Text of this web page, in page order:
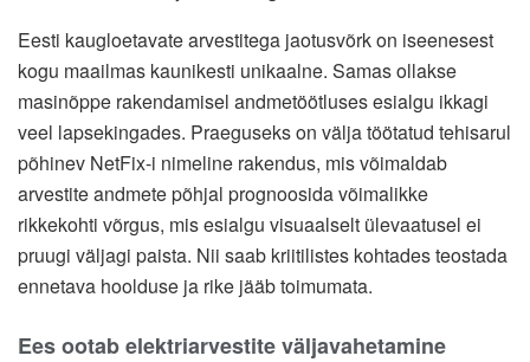
Eesti kaugloetavate arvestitega jaotusvõrk on iseenesest
kogu maailmas kaunikesti unikaalne. Samas ollakse
masinõppe rakendamisel andmetöötluses esialgu ikkagi
veel lapsekingades. Praeguseks on välja töötatud tehisarul
põhinev NetFix-i nimeline rakendus, mis võimaldab
arvestite andmete põhjal prognoosida võimalikke
rikkekohti võrgus, mis esialgu visuaalselt ülevaatusel ei
pruugi väljagi paista. Nii saab kriitilistes kohtades teostada
ennetava hoolduse ja rike jääb toimumata.
Ees ootab elektriarvestite väljavahetamine